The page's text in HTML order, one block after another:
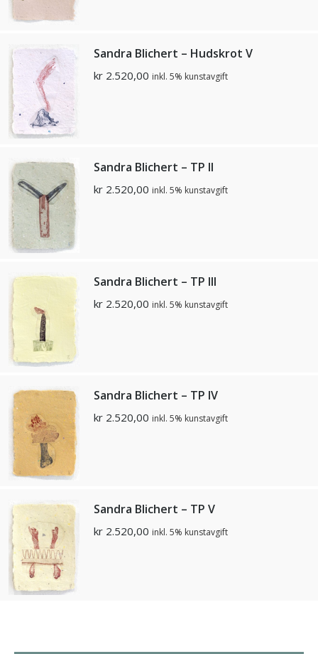
Sandra Blichert – Hudskrot V
kr 2.520,00 inkl. 5% kunstavgift
Sandra Blichert – TP II
kr 2.520,00 inkl. 5% kunstavgift
Sandra Blichert – TP III
kr 2.520,00 inkl. 5% kunstavgift
Sandra Blichert – TP IV
kr 2.520,00 inkl. 5% kunstavgift
Sandra Blichert – TP V
kr 2.520,00 inkl. 5% kunstavgift